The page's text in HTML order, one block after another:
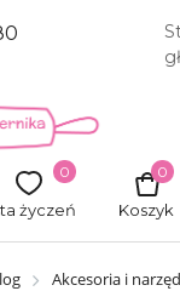
życzeń
0
Koszyk
0
Akcesoria i